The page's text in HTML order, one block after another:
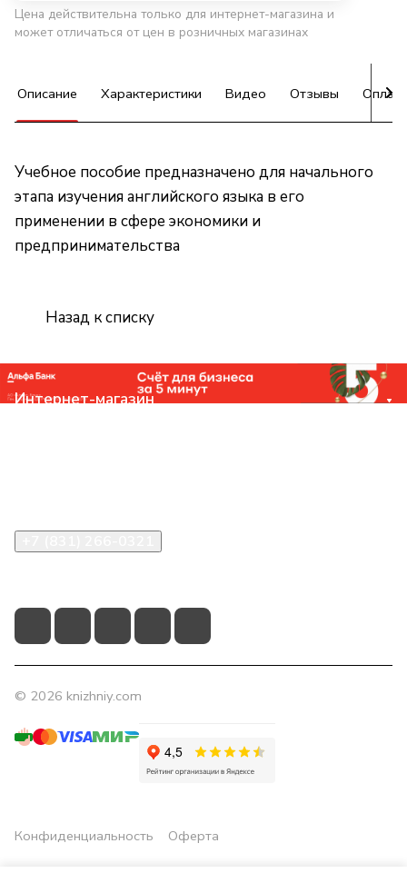
Цена действительна только для интернет-магазина и
может отличаться от цен в розничных магазинах
Описание Характеристики Видео Отзывы Оплата
Учебное пособие предназначено для начального
этапа изучения английского языка в его
применении в сфере экономики и
предпринимательства
Назад к списку
Интернет-магазин
© 2026 knizhniy.com
Конфиденциальность Оферта